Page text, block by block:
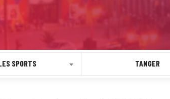
SPORTS TANGER